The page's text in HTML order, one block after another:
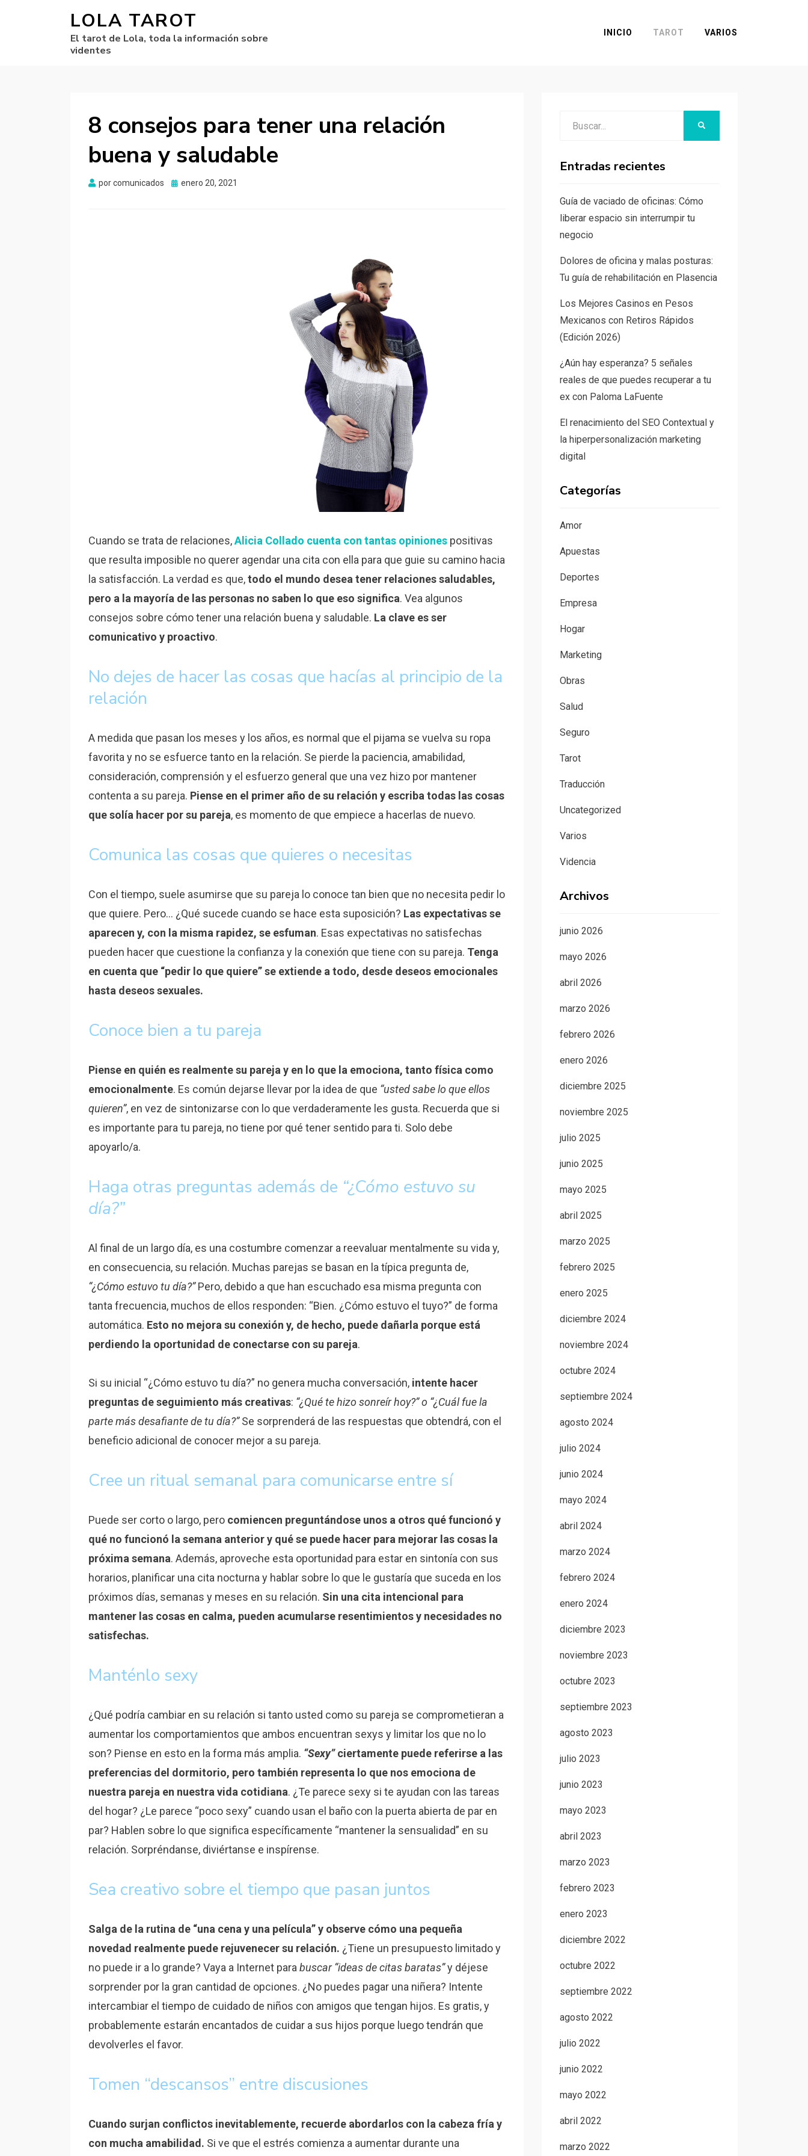
LOLA TAROT
El tarot de Lola, toda la información sobre
videntes
INICIO TAROT VARIOS
8 consejos para tener una relación
buena y saludable
porcomunicados
Publicado
enero 20, 2021
Cuando se trata de relaciones,Alicia Collado cuenta con tantas opiniones positivas
que resulta imposible no querer agendar una cita con ella para que guie su camino hacia
la satisfacción. La verdad es que,todo el mundo desea tener relaciones saludables,
pero a la mayoría de las personas no saben lo que eso significa. Vea algunos
consejos sobre cómo tener una relación buena y saludable. La clave es ser
comunicativo y proactivo.
No dejes de hacer las cosas que hacías al principio de la
relación
A medida que pasan los meses y los años, es normal que el pijama se vuelva su ropa
favorita y no se esfuerce tanto en la relación. Se pierde la paciencia, amabilidad,
consideración, comprensión y el esfuerzo general que una vez hizo por mantener
contenta a su pareja. Piense en el primer año de su relación y escriba todas las cosas
que solía hacer por su pareja, es momento de que empiece a hacerlas de nuevo.
Comunica las cosas que quieres o necesitas
Con el tiempo, suele asumirse que su pareja lo conoce tan bien que no necesita pedir lo
que quiere. Pero… ¿Qué sucede cuando se hace esta suposición? Las expectativas se
aparecen y, con la misma rapidez, se esfuman. Esas expectativas no satisfechas
pueden hacer que cuestione la confianza y la conexión que tiene con su pareja. Tenga
en cuenta que “pedir lo que quiere” se extiende a todo, desde deseos emocionales
hasta deseos sexuales.
Conoce bien a tu pareja
Piense en quién es realmente su pareja y en lo que la emociona, tanto física como
emocionalmente. Es común dejarse llevar por la idea de que “usted sabe lo que ellos
quieren”, en vez de sintonizarse con lo que verdaderamente les gusta. Recuerda que si
es importante para tu pareja, no tiene por qué tener sentido para ti. Solo debe
apoyarlo/a.
Haga otras preguntas además de “¿Cómo estuvo su
día?”
Al final de un largo día, es una costumbre comenzar a reevaluar mentalmente su vida y,
en consecuencia, su relación. Muchas parejas se basan en la típica pregunta de,
“¿Cómo estuvo tu día?”Pero, debido a que han escuchado esa misma pregunta con
tanta frecuencia, muchos de ellos responden: “Bien. ¿Cómo estuvo el tuyo?” de forma
automática. Esto no mejora su conexión y, de hecho, puede dañarla porque está
perdiendo la oportunidad de conectarse con su pareja.
Si su inicial “¿Cómo estuvo tu día?” no genera mucha conversación, intente hacer
preguntas de seguimiento más creativas: “¿Qué te hizo sonreír hoy?” o “¿Cuál fue la
parte más desafiante de tu día?”Se sorprenderá de las respuestas que obtendrá, con el
beneficio adicional de conocer mejor a su pareja.
Cree un ritual semanal para comunicarse entre sí
Puede ser corto o largo, pero comiencen preguntándose unos a otros qué funcionó y
qué no funcionó la semana anterior y qué se puede hacer para mejorar las cosas la
próxima semana. Además, aproveche esta oportunidad para estar en sintonía con sus
horarios, planificar una cita nocturna y hablar sobre lo que le gustaría que suceda en los
próximos días, semanas y meses en su relación. Sin una cita intencional para
mantener las cosas en calma, pueden acumularse resentimientos y necesidades no
satisfechas.
Manténlo sexy
¿Qué podría cambiar en su relación si tanto usted como su pareja se comprometieran a
aumentar los comportamientos que ambos encuentran sexys y limitar los que no lo
son? Piense en esto en la forma más amplia. “Sexy”ciertamente puede referirse a las
preferencias del dormitorio, pero también representa lo que nos emociona de
nuestra pareja en nuestra vida cotidiana. ¿Te parece sexy si te ayudan con las tareas
del hogar? ¿Le parece “poco sexy” cuando usan el baño con la puerta abierta de par en
par? Hablen sobre lo que significa específicamente “mantener la sensualidad” en su
relación. Sorpréndanse, diviértanse e inspírense.
Sea creativo sobre el tiempo que pasan juntos
Salga de la rutina de “una cena y una película” y observe cómo una pequeña
novedad realmente puede rejuvenecer su relación. ¿Tiene un presupuesto limitado y
no puede ir a lo grande? Vaya a Internet para buscar “ideas de citas baratas”y déjese
sorprender por la gran cantidad de opciones. ¿No puedes pagar una niñera? Intente
intercambiar el tiempo de cuidado de niños con amigos que tengan hijos. Es gratis, y
probablemente estarán encantados de cuidar a sus hijos porque luego tendrán que
devolverles el favor.
Tomen “descansos” entre discusiones
Cuando surjan conflictos inevitablemente, recuerde abordarlos con la cabeza fría y
con mucha amabilidad. Si ve que el estrés comienza a aumentar durante una
Entradas recientes
Guía de vaciado de oficinas: Cómo
liberar espacio sin interrumpir tu
negocio
Dolores de oficina y malas posturas:
Tu guía de rehabilitación en Plasencia
Los Mejores Casinos en Pesos
Mexicanos con Retiros Rápidos
(Edición 2026)
¿Aún hay esperanza? 5 señales
reales de que puedes recuperar a tu
ex con Paloma LaFuente
El renacimiento del SEO Contextual y
la hiperpersonalización marketing
digital
Categorías
Amor
Apuestas
Deportes
Empresa
Hogar
Marketing
Obras
Salud
Seguro
Tarot
Traducción
Uncategorized
Varios
Videncia
Archivos
junio 2026
mayo 2026
abril 2026
marzo 2026
febrero 2026
enero 2026
diciembre 2025
noviembre 2025
julio 2025
junio 2025
mayo 2025
abril 2025
marzo 2025
febrero 2025
enero 2025
diciembre 2024
noviembre 2024
octubre 2024
septiembre 2024
agosto 2024
julio 2024
junio 2024
mayo 2024
abril 2024
marzo 2024
febrero 2024
enero 2024
diciembre 2023
noviembre 2023
octubre 2023
septiembre 2023
agosto 2023
julio 2023
junio 2023
mayo 2023
abril 2023
marzo 2023
febrero 2023
enero 2023
diciembre 2022
octubre 2022
septiembre 2022
agosto 2022
julio 2022
junio 2022
mayo 2022
abril 2022
marzo 2022